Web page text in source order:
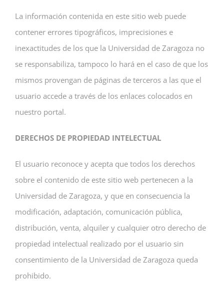
La información contenida en este sitio web puede
contener errores tipográficos, imprecisiones e
inexactitudes de los que la Universidad de Zaragoza no
se responsabiliza, tampoco lo hará en el caso de que los
mismos provengan de páginas de terceros a las que el
usuario accede a través de los enlaces colocados en
nuestro portal.
DERECHOS DE PROPIEDAD INTELECTUAL
El usuario reconoce y acepta que todos los derechos
sobre el contenido de este sitio web pertenecen a la
Universidad de Zaragoza, y que en consecuencia la
modificación, adaptación, comunicación pública,
distribución, venta, alquiler y cualquier otro derecho de
propiedad intelectual realizado por el usuario sin
consentimiento de la Universidad de Zaragoza queda
prohibido.